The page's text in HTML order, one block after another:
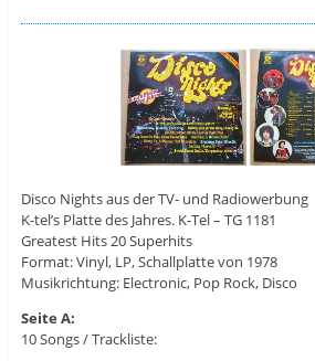
Disco Nights aus der TV- und Radiowerbung
K-tel’s Platte des Jahres. K-Tel ‎– TG 1181
Greatest Hits 20 Superhits
Format: Vinyl, LP, Schallplatte von 1978
Musikrichtung: Electronic, Pop Rock, Disco
Seite A:
10 Songs / Trackliste: